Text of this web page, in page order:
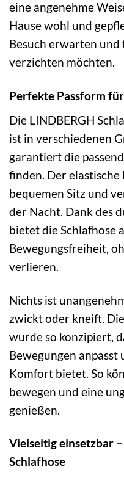
eine angenehme
Hause wohl und
Besuch erwarten
verzichten möchten.
Perfekte Passform
Die LINDBERGH
ist in verschiedenen
garantiert die
finden. Der
bequemen Sitz und
der Nacht. Dank des
bietet die Schlafhose
Bewegungsfreiheit,
verlieren.
Nichts ist
zwickt oder kneift.
wurde so konzipiert,
Bewegungen
Komfort bietet. So
bewegen und eine
genießen.
Vielseitig einsetzbar
Schlafhose